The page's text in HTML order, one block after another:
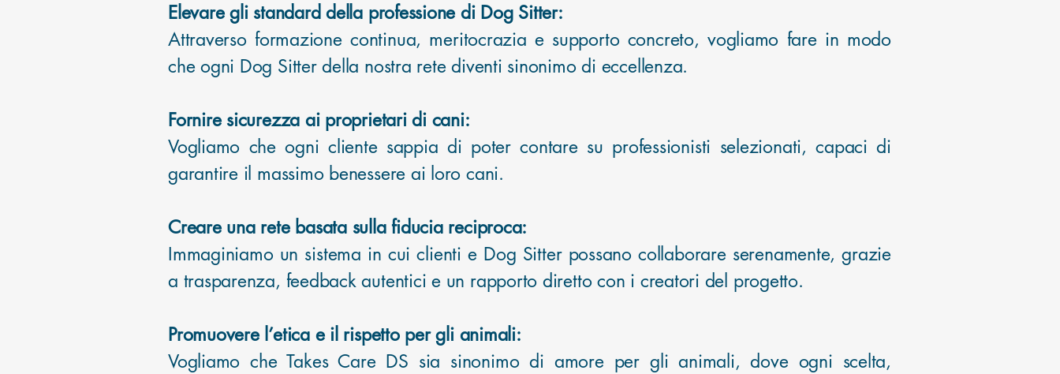
Elevare gli standard della professione di Dog Sitter:
Attraverso formazione continua, meritocrazia e supporto concreto, vogliamo fare in modo
che ogni Dog Sitter della nostra rete diventi sinonimo di eccellenza.
Fornire sicurezza ai proprietari di cani:
Vogliamo che ogni cliente sappia di poter contare su professionisti selezionati, capaci di
garantire il massimo benessere ai loro cani.
Creare una rete basata sulla fiducia reciproca:
Immaginiamo un sistema in cui clienti e Dog Sitter possano collaborare serenamente, grazie
a trasparenza, feedback autentici e un rapporto diretto con i creatori del progetto.
Promuovere l’etica e il rispetto per gli animali:
Vogliamo che Takes Care DS sia sinonimo di amore per gli animali, dove ogni scelta,